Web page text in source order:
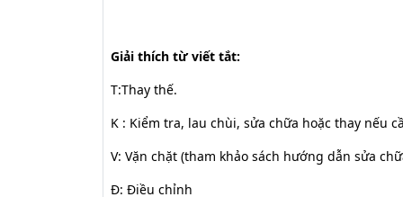
Giải thích từ viết tắt:
T:Thay thế.
K : Kiểm tra, lau chùi, sửa chữa hoặc thay nếu
V: Vặn chặt (tham khảo sách hướng dẫn sửa
Đ: Điều chỉnh